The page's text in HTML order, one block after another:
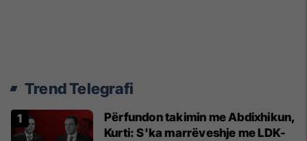
Trend Telegrafi
Përfundon takimin me Abdixhikun,
Kurti: S'ka marrëveshje me LDK-